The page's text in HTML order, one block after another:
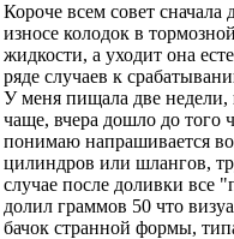
Короче всем совет
износе колодок в
жидкости, а уходит она
ряде случаев к
У меня пищала две недели,
чаще, вчера дошло до того
понимаю напрашивается
цилиндров или шлангов,
случае после доливки все
долил граммов 50 что
бачок странной формы,